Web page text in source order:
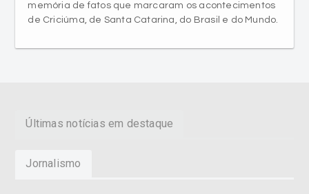
memória de fatos que marcaram os acontecimentos
de Criciúma, de Santa Catarina, do Brasil e do Mundo.
Últimas notícias em destaque
Jornalismo